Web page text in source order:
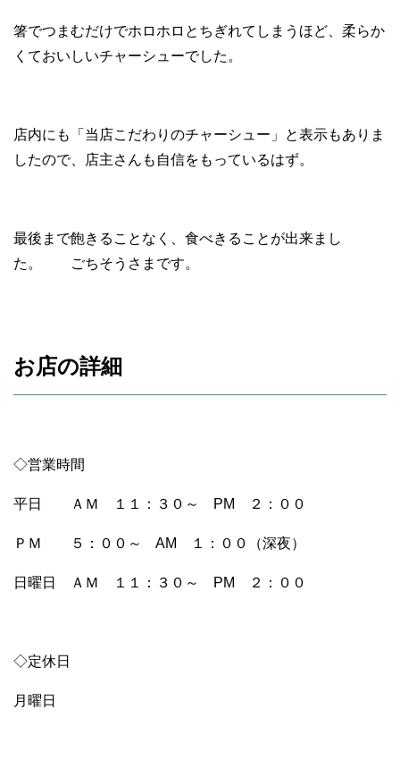
箸でつまむだけでホロホロとちぎれてしまうほど、柔らか
くておいしいチャーシューでした。
店内にも「当店こだわりのチャーシュー」と表示もありま
したので、店主さんも自信をもっているはず。
最後まで飽きることなく、食べきることが出来まし
た。 ごちそうさまです。
お店の詳細
◇営業時間
平日 ＡＭ １１：３０～ PM ２：００
ＰＭ ５：００～ AM １：００（深夜）
日曜日 ＡＭ １１：３０～ PM ２：００
◇定休日
月曜日